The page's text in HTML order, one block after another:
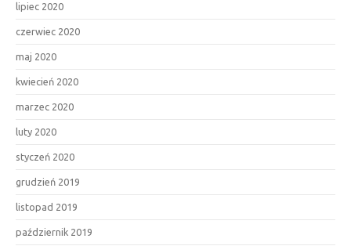
lipiec 2020
czerwiec 2020
maj 2020
kwiecień 2020
marzec 2020
luty 2020
styczeń 2020
grudzień 2019
listopad 2019
październik 2019